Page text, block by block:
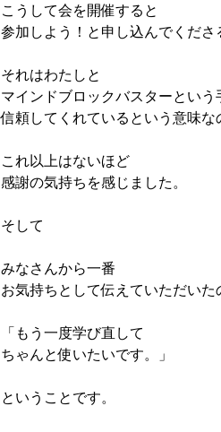
こうして会を開催すると
参加しよう！と申し込んでくださ
それはわたしと
マインドブロックバスターという
信頼してくれているという意味な
これ以上はないほど
感謝の気持ちを感じました。
そして
みなさんから一番
お気持ちとして伝えていただいた
「もう一度学び直して
ちゃんと使いたいです。」
ということです。